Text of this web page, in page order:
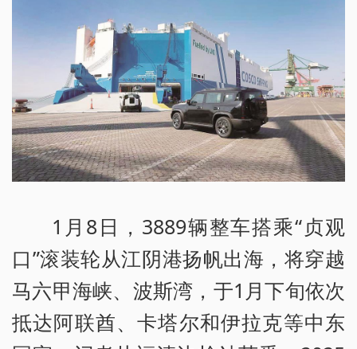
1月8日，3889辆整车搭乘“贞观
口”滚装轮从江阴港扬帆出海，将穿越
马六甲海峡、波斯湾，于1月下旬依次
抵达阿联酋、卡塔尔和伊拉克等中东